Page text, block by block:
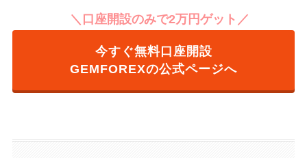
＼口座開設のみで2万円ゲット／
今すぐ無料口座開設
GEMFOREXの公式ページへ